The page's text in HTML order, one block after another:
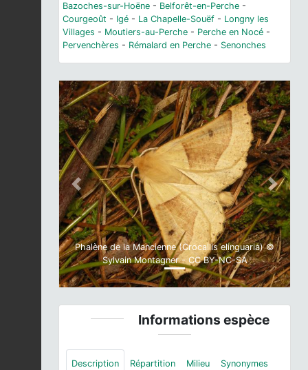
Bazoches-sur-Hoëne - Belforêt-en-Perche -
Courgeoût - Igé - La Chapelle-Souëf - Longny les
Villages - Moutiers-au-Perche - Perche en Nocé -
Pervenchères - Rémalard en Perche - Senonches
Phalène de la Mancienne (Crocallis elinguaria) ©
Sylvain Montagner - CC BY-NC-SA
Previous Next
Informations espèce
Description Répartition Milieu Synonymes